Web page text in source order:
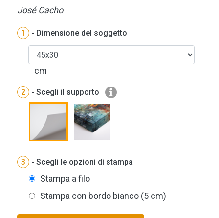
José Cacho
1 - Dimensione del soggetto
cm
2 - Scegli il supporto
3 - Scegli le opzioni di stampa
Stampa a filo
Stampa con bordo bianco (5 cm)